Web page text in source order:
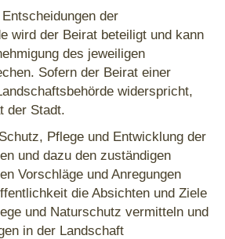
der
wird der Beirat beteiligt und kann
des jeweiligen
Sofern der Beirat einer
widerspricht,
der Stadt.
Pflege und Entwicklung der
und dazu den zuständigen
Vorschläge und Anregungen
die Absichten und Ziele
und Naturschutz vermitteln und
in der Landschaft